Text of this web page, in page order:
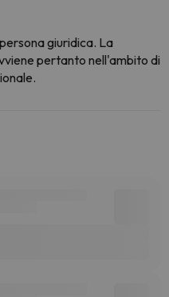
giuridica. La
pertanto nell'ambito di